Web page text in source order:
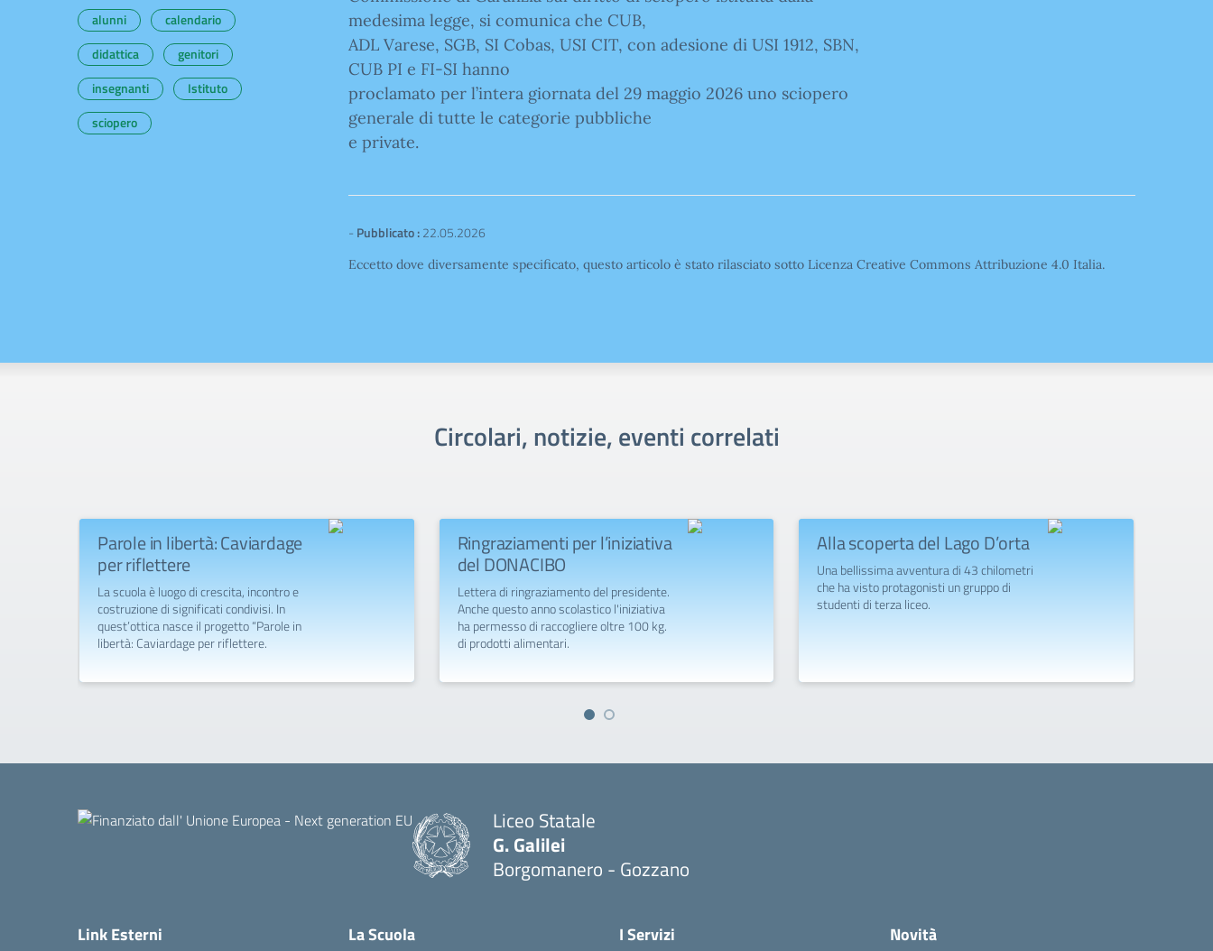
medesima legge, si comunica che CUB,
ADL Varese, SGB, SI Cobas, USI CIT, con adesione di USI 1912, SBN,
CUB PI e FI-SI hanno
proclamato per l’intera giornata del 29 maggio 2026 uno sciopero
generale di tutte le categorie pubbliche
e private.
- Pubblicato :22.05.2026
Eccetto dove diversamente specificato, questo articolo è stato rilasciato sotto Licenza Creative Commons Attribuzione 4.0 Italia.
alunni
calendario
didattica
genitori
insegnanti
Istituto
sciopero
Circolari, notizie, eventi correlati
Parole in libertà: Caviardage
per riflettere
La scuola è luogo di crescita, incontro e
costruzione di significati condivisi. In
quest’ottica nasce il progetto “Parole in
libertà: Caviardage per riflettere.
Ringraziamenti per l’iniziativa
del DONACIBO
Lettera di ringraziamento del presidente.
Anche questo anno scolastico l'iniziativa
ha permesso di raccogliere oltre 100 kg.
di prodotti alimentari.
Alla scoperta del Lago D’orta
Una bellissima avventura di 43 chilometri
che ha visto protagonisti un gruppo di
studenti di terza liceo.
Liceo Statale
G. Galilei
Borgomanero - Gozzano
Link Esterni La Scuola I Servizi Novità